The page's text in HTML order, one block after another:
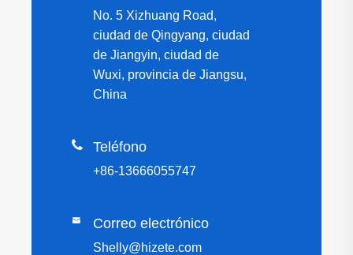
No. 5 Xizhuang Road,
ciudad de Qingyang, ciudad
de Jiangyin, ciudad de
Wuxi, provincia de Jiangsu,
China
 Teléfono
+86-13666055747
 Correo electrónico
Shelly@hizete.com